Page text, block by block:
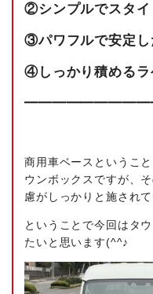
②シンプルでスタイ
③パワフルで安定し
④しっかり積めるラ
商用車ベースというこ
ウンボックスですが、
慮がしっかりと施されて
ということで今回はタ
たいと思います(^^♪